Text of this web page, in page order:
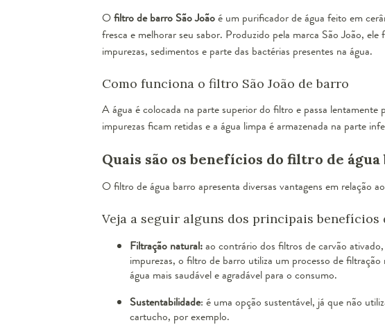
Ofiltro de barro São Joãoé um purificador de água feito em
fresca e melhorar seu sabor. Produzido pela marca São João,
impurezas, sedimentos e parte das bactérias presentes na água.
Como funciona o filtro São João de barro
A água é colocada na parte superior do filtro e passa lentamente
impurezas ficam retidas e a água limpa é armazenada na parte
Quais são os benefícios do filtro de água
O filtro de água barro apresenta diversas vantagens em relação
Veja a seguir alguns dos principais
Filtração natural:ao contrário dos filtros de carvão
impurezas, o filtro de barro utiliza um processo de
água mais saudável e agradável para o consumo.
Sustentabilidade: é uma opção sustentável, já que não
cartucho, por exemplo.